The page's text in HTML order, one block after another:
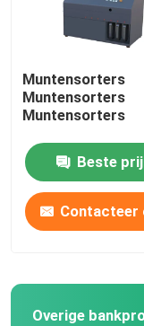
Munt sorteren
Overige
Muntensorters
Muntensorters
Muntensorters
Beste
Contacteer
Overige